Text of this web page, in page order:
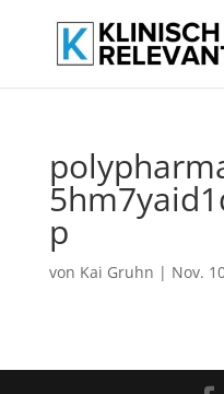
p
von Kai Gruhn | Nov.